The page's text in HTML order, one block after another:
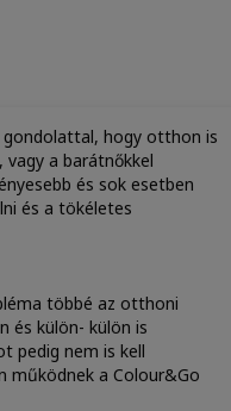
hogy otthon is
a barátnőkkel
és sok esetben
és a tökéletes
többé az otthoni
és külön- külön is
pedig nem is kell
működnek a Colour&Go